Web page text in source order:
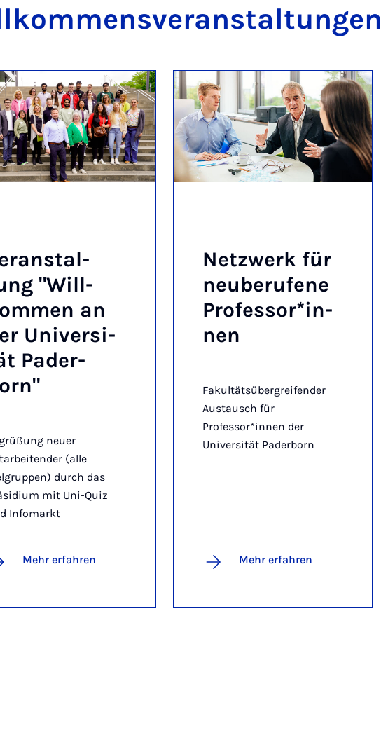
"Will­
an
Uni­ver­si­
Pa­der­
neuer
(alle
durch das
mit Uni-Quiz
Infomarkt
Mehr erfahren
Netz­werk für
neu­be­ru­fe­ne
Pro­fes­sor*in­
nen
Fakultätsübergreifender
Austausch für
Professor*innen der
Universität Paderborn
Mehr erfahren